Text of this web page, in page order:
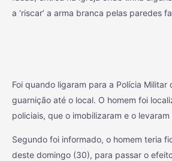
a ‘riscar’ a arma branca pelas paredes
Foi quando ligaram para a Polícia Militar
guarnição até o local. O homem foi
policiais, que o imobilizaram e o
Segundo foi informado, o homem teria
deste domingo (30), para passar o